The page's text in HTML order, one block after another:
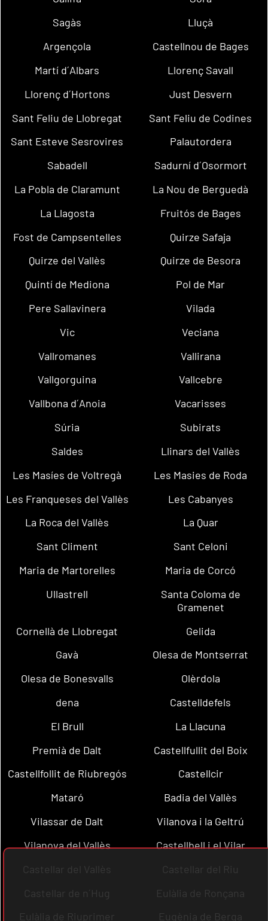
Sagàs
Lluçà
Argençola
Castellnou de Bages
Martí d´Albars
Llorenç Savall
Llorenç d´Hortons
Just Desvern
Sant Feliu de Llobregat
Sant Feliu de Codines
Sant Esteve Sesrovires
Palautordera
Sabadell
Sadurní d´Osormort
La Pobla de Claramunt
La Nou de Berguedà
La Llagosta
Fruitós de Bages
Fost de Campsentelles
Quirze Safaja
Quirze del Vallès
Quirze de Besora
Quintí de Mediona
Pol de Mar
Pere Sallavinera
Vilada
Vic
Veciana
Vallromanes
Vallirana
Vallgorguina
Vallcebre
Vallbona d´Anoia
Vacarisses
Súria
Subirats
Saldes
Llinars del Vallès
Les Masíes de Voltregà
Les Masies de Roda
Les Franqueses del Vallès
Les Cabanyes
La Roca del Vallès
La Quar
Sant Climent
Sant Celoni
Maria de Martorelles
Maria de Corcó
Ullastrell
Santa Coloma de
Gramenet
Cornellà de Llobregat
Gelida
Gavà
Olesa de Montserrat
Olesa de Bonesvalls
Olèrdola
dena
Castelldefels
El Brull
La Llacuna
Premià de Dalt
Castellfullit del Boix
Castellfollit de Riubregós
Castellcir
Mataró
Badia del Vallès
Vilassar de Dalt
Vilanova i la Geltrú
Vilanova del Vallès
Castellbell i el Vilar
Castellar del Vallès
Castellar del Riu
Castellar de n´Hug
Eulàlia de Ronçana
Eulàlia de Riuprimer
Eugènia de Berga